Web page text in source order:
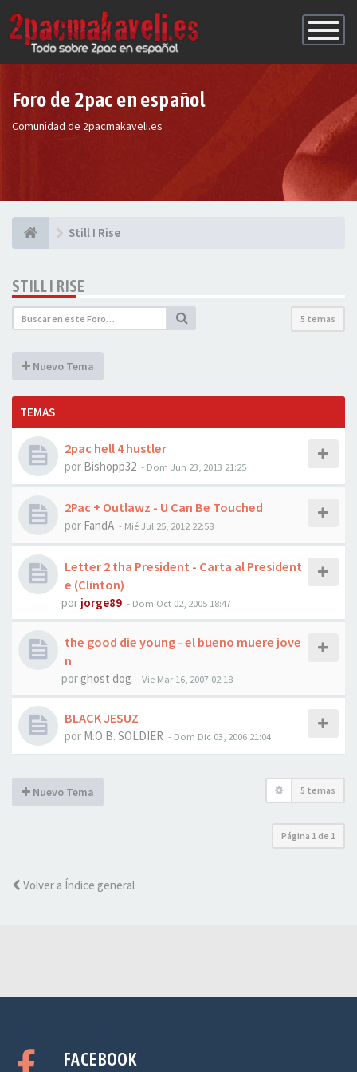
de
Foro de 2pac en español
Comunidad de 2pacmakaveli.es
Still I Rise
STILL I RISE
5 temas
Nuevo Tema
TEMAS
2pac hell 4 hustler
por Bishopp32 - Dom Jun 23, 2013 21:25
2Pac + Outlawz - U Can Be Touched
por FandA - Mié Jul 25, 2012 22:58
Letter 2 tha President - Carta al President
e (Clinton)
por jorge89 - Dom Oct 02, 2005 18:47
the good die young - el bueno muere jove
n
por ghost dog -Vie Mar 16, 2007 02:18
BLACK JESUZ
por M.O.B. SOLDIER - Dom Dic 03, 2006 21:04
Nuevo Tema 5 temas
Página 1 de 1
Volver a Índice general
FACEBOOK